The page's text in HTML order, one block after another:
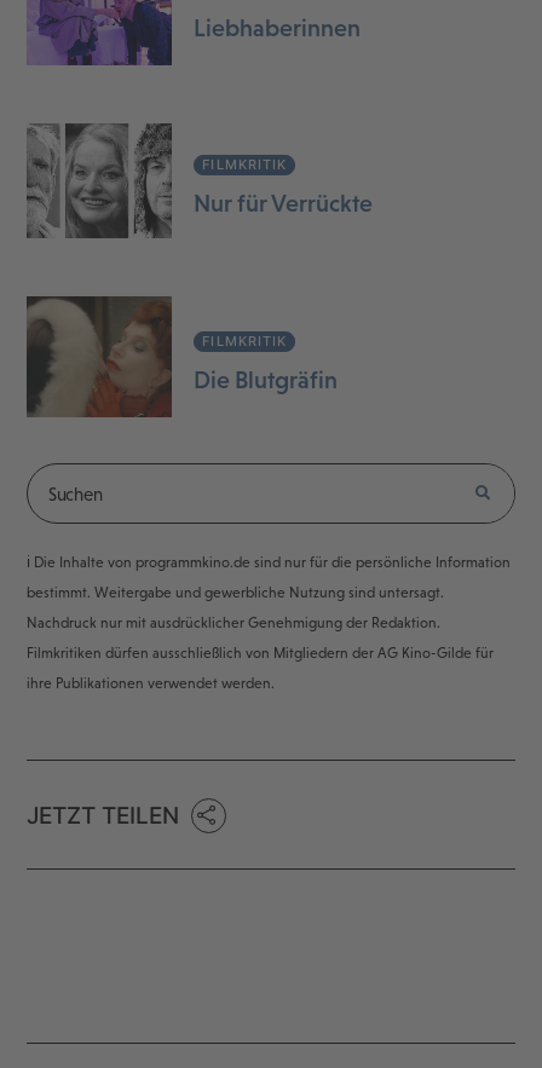
Liebhaberinnen
FILMKRITIK
Nur für Verrückte
FILMKRITIK
Die Blutgräfin
ℹ️ Die Inhalte von programmkino.de sind nur für die persönliche Information
bestimmt. Weitergabe und gewerbliche Nutzung sind untersagt.
Nachdruck nur mit ausdrücklicher Genehmigung der Redaktion.
Filmkritiken dürfen ausschließlich von Mitgliedern der AG Kino-Gilde für
ihre Publikationen verwendet werden.
JETZT TEILEN